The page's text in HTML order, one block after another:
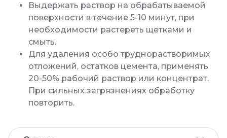
Выдержать раствор на обрабатываемой
поверхности в течение 5-10 минут, при
необходимости растереть щетками и
смыть.
Для удаления особо труднорастворимых
отложений, остатков цемента, применять
20-50% рабочий раствор или концентрат.
При сильных загрязнениях обработку
повторить.